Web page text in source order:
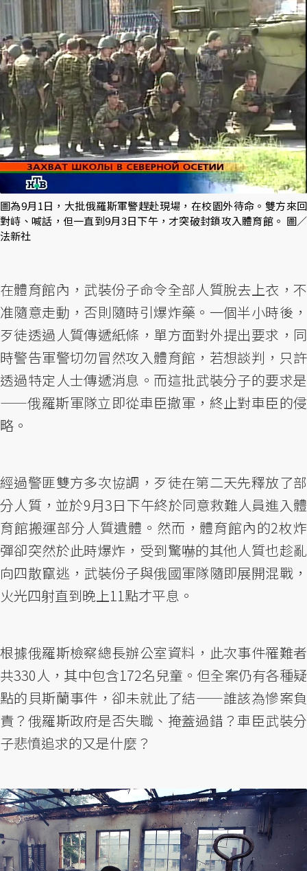
圖為9月1日，大批俄羅斯軍警趕赴現場，在校園外待命。雙方來回
對峙、喊話，但一直到9月3日下午，才突破封鎖攻入體育館。 圖／
法新社
在體育館內，武裝份子命令全部人質脫去上衣，不
准隨意走動，否則隨時引爆炸藥。一個半小時後，
歹徒透過人質傳遞紙條，單方面對外提出要求，同
時警告軍警切勿冒然攻入體育館，若想談判，只許
透過特定人士傳遞消息。而這批武裝分子的要求是
——俄羅斯軍隊立即從車臣撤軍，終止對車臣的侵
略。
經過警匪雙方多次協調，歹徒在第二天先釋放了部
分人質，並於9月3日下午終於同意救難人員進入體
育館搬運部分人質遺體。然而，體育館內的2枚炸
彈卻突然於此時爆炸，受到驚嚇的其他人質也趁亂
向四散竄逃，武裝份子與俄國軍隊隨即展開混戰，
火光四射直到晚上11點才平息。
根據俄羅斯檢察總長辦公室資料，此次事件罹難者
共330人，其中包含172名兒童。但全案仍有各種疑
點的貝斯蘭事件，卻未就此了結——誰該為慘案負
責？俄羅斯政府是否失職、掩蓋過錯？車臣武裝分
子悲憤追求的又是什麼？